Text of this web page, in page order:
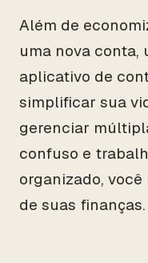
Além de
uma nova conta,
aplicativo de
simplificar sua
gerenciar
confuso e
organizado,
de suas finanças.